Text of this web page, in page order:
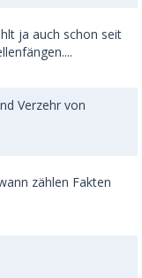
ja auch schon seit
Verzehr von
zählen Fakten